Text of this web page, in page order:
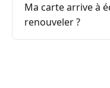
Ma carte arrive à
renouveler ?